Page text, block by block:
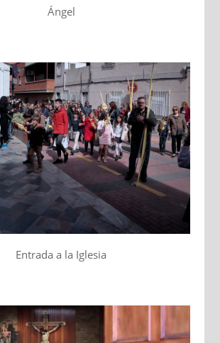
Ángel
Entrada a la Iglesia